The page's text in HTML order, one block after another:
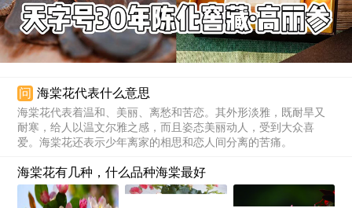
问 海棠花代表什么意思
海棠花代表着温和、美丽、离愁和苦恋。其外形淡雅，既耐旱又
耐寒，给人以温文尔雅之感，而且姿态美丽动人，受到大众喜
爱。海棠花还表示少年离家的相思和恋人间分离的苦痛。
海棠花有几种，什么品种海棠最好